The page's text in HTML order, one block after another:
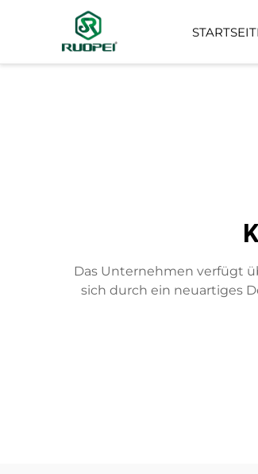
Das Unternehmen verfügt
sich durch ein neuartiges